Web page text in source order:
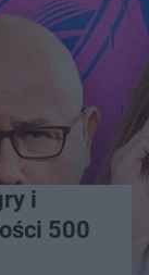
i
500